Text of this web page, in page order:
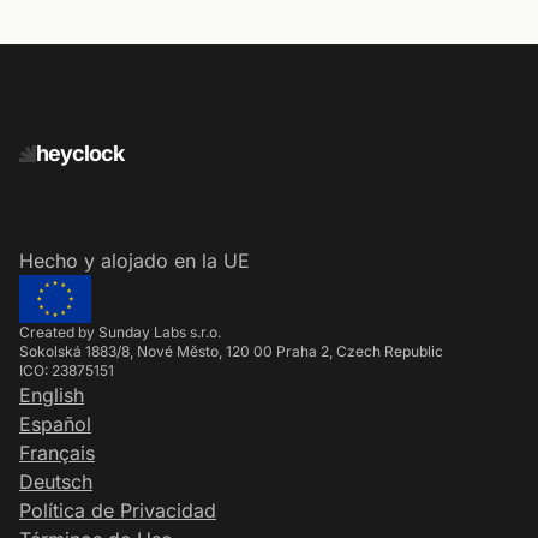
heyclock
Hecho y alojado en la UE
Created by Sunday Labs s.r.o.
Sokolská 1883/8, Nové Město, 120 00 Praha 2, Czech Republic
ICO: 23875151
English
Español
Français
Deutsch
Política de Privacidad